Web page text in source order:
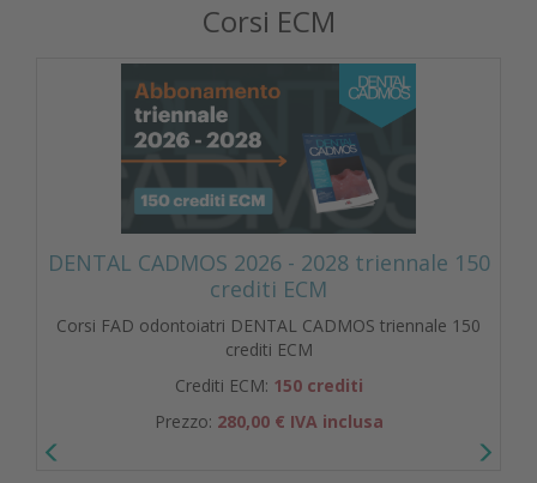
Corsi ECM
DENTAL CADMOS 2026 - 2028 triennale 150
crediti ECM
Corsi FAD odontoiatri DENTAL CADMOS triennale 150
crediti ECM
Crediti ECM: 150 crediti
Prezzo: 280,00 € IVA inclusa